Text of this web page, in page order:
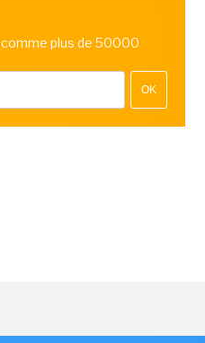
plus de 50000
OK